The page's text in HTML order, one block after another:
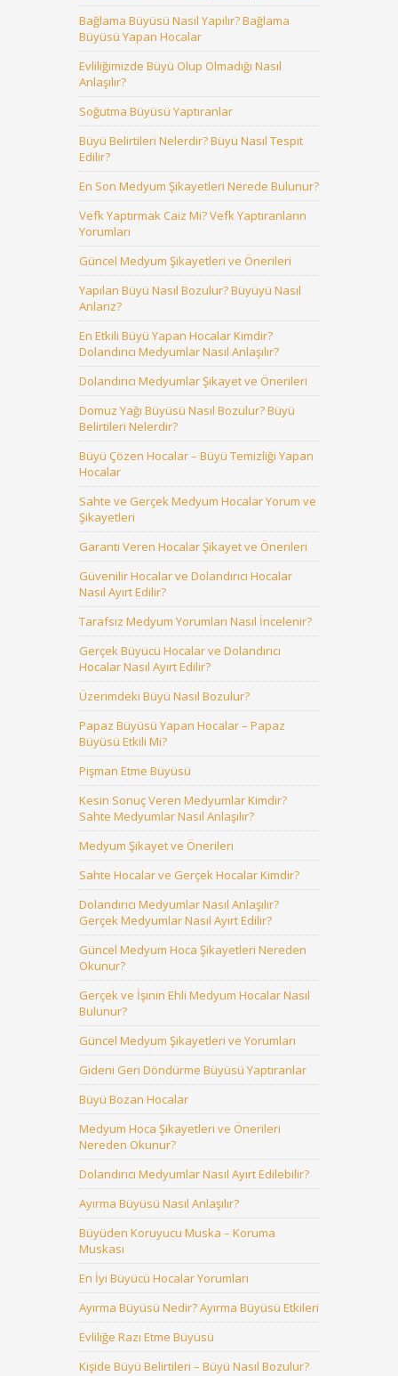
Bağlama Büyüsü Nasıl Yapılır? Bağlama
Büyüsü Yapan Hocalar
Evliliğimizde Büyü Olup Olmadığı Nasıl
Anlaşılır?
Soğutma Büyüsü Yaptıranlar
Büyü Belirtileri Nelerdir? Büyü Nasıl Tespit
Edilir?
En Son Medyum Şikayetleri Nerede Bulunur?
Vefk Yaptırmak Caiz Mi? Vefk Yaptıranların
Yorumları
Güncel Medyum Şikayetleri ve Önerileri
Yapılan Büyü Nasıl Bozulur? Büyüyü Nasıl
Anlarız?
En Etkili Büyü Yapan Hocalar Kimdir?
Dolandırıcı Medyumlar Nasıl Anlaşılır?
Dolandırıcı Medyumlar Şikayet ve Önerileri
Domuz Yağı Büyüsü Nasıl Bozulur? Büyü
Belirtileri Nelerdir?
Büyü Çözen Hocalar – Büyü Temizliği Yapan
Hocalar
Sahte ve Gerçek Medyum Hocalar Yorum ve
Şikayetleri
Garanti Veren Hocalar Şikayet ve Önerileri
Güvenilir Hocalar ve Dolandırıcı Hocalar
Nasıl Ayırt Edilir?
Tarafsız Medyum Yorumları Nasıl İncelenir?
Gerçek Büyücü Hocalar ve Dolandırıcı
Hocalar Nasıl Ayırt Edilir?
Üzerimdeki Büyü Nasıl Bozulur?
Papaz Büyüsü Yapan Hocalar – Papaz
Büyüsü Etkili Mi?
Pişman Etme Büyüsü
Kesin Sonuç Veren Medyumlar Kimdir?
Sahte Medyumlar Nasıl Anlaşılır?
Medyum Şikayet ve Önerileri
Sahte Hocalar ve Gerçek Hocalar Kimdir?
Dolandırıcı Medyumlar Nasıl Anlaşılır?
Gerçek Medyumlar Nasıl Ayırt Edilir?
Güncel Medyum Hoca Şikayetleri Nereden
Okunur?
Gerçek ve İşinin Ehli Medyum Hocalar Nasıl
Bulunur?
Güncel Medyum Şikayetleri ve Yorumları
Gideni Geri Döndürme Büyüsü Yaptıranlar
Büyü Bozan Hocalar
Medyum Hoca Şikayetleri ve Önerileri
Nereden Okunur?
Dolandırıcı Medyumlar Nasıl Ayırt Edilebilir?
Ayırma Büyüsü Nasıl Anlaşılır?
Büyüden Koruyucu Muska – Koruma
Muskası
En İyi Büyücü Hocalar Yorumları
Ayırma Büyüsü Nedir? Ayırma Büyüsü Etkileri
Evliliğe Razı Etme Büyüsü
Kişide Büyü Belirtileri – Büyü Nasıl Bozulur?